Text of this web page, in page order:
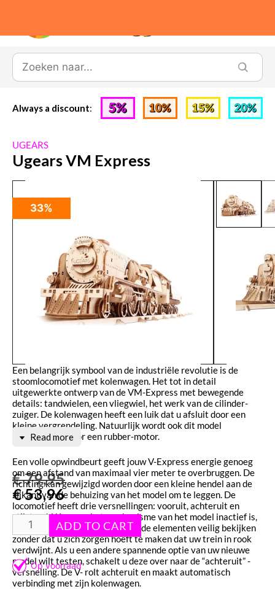
Always a discount:
Een belangrijk symbool van de industriële revolutie is de
stoomlocomotief met kolenwagen. Het tot in detail
uitgewerkte ontwerp van de VM-Express met bewegende
details: tandwielen, een vliegwiel, het werk van de cilinder-
zuiger. De kolenwagen heeft een luik dat u afsluit door een
kleine vergrendeling. Natuurlijk wordt ook dit model
aangedreven door een rubber-motor.
Een volle opwindbeurt geeft jouw V-Express energie genoeg
om een afstand van maximaal vier meter te overbruggen. De
richting kan gewijzigd worden door een kleine hendel aan de
zijkant van de behuizing van het model om te leggen. De
locomotief heeft drie versnellingen: vooruit, achteruit en
stilstand. Wanneer het mechanisme van het model inactief is,
kunt u het werk van de bewegende elementen veilig bekijken
zonder dat u zich zorgen hoeft te maken dat uw trein in rook
verdwijnt. Als u een andere spannende optie van uw nieuwe
model wilt testen, schakelt u deze over naar de “achteruit” -
versnelling. De V- rolt achteruit en maakt automatisch
verbinding met zijn kolenwagen.
Read more
€79,95
€53,96
UGEARS
Ugears VM Express
33%